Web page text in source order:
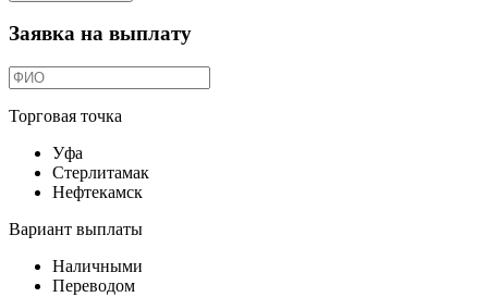
Заявка на выплату
Торговая точка
Уфа
Стерлитамак
Нефтекамск
Вариант выплаты
Наличными
Переводом